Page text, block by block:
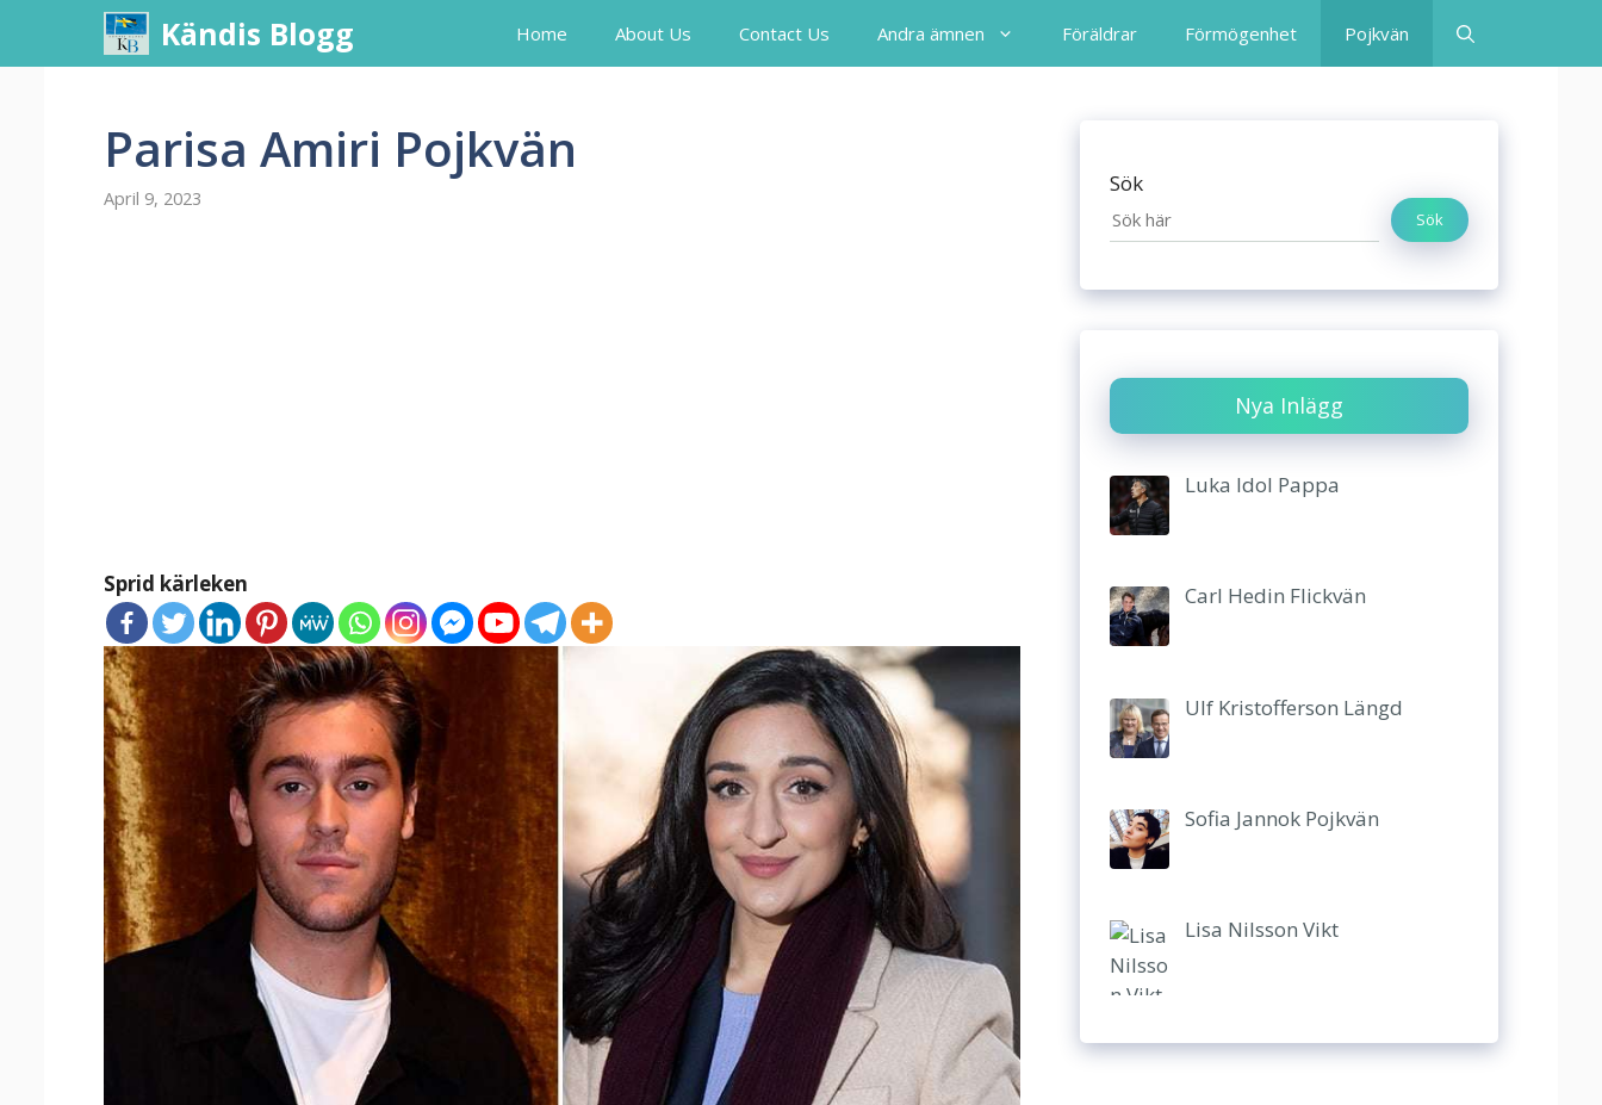
content
Kändis Blogg Home About Us Contact Us Andra ämnen Föräldrar Förmögenhet Pojkvän
Parisa Amiri Pojkvän
April 9, 2023
Sprid kärleken
Sök
Sök
Nya Inlägg
Luka Idol Pappa
Carl Hedin Flickvän
Ulf Kristofferson Längd
Sofia Jannok Pojkvän
Lisa Nilsson Vikt